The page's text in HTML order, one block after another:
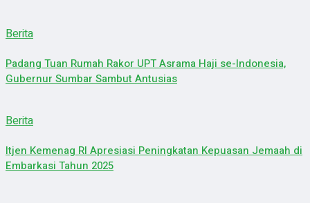
Berita
Padang Tuan Rumah Rakor UPT Asrama Haji se-Indonesia,
Gubernur Sumbar Sambut Antusias
Berita
Itjen Kemenag RI Apresiasi Peningkatan Kepuasan Jemaah di
Embarkasi Tahun 2025